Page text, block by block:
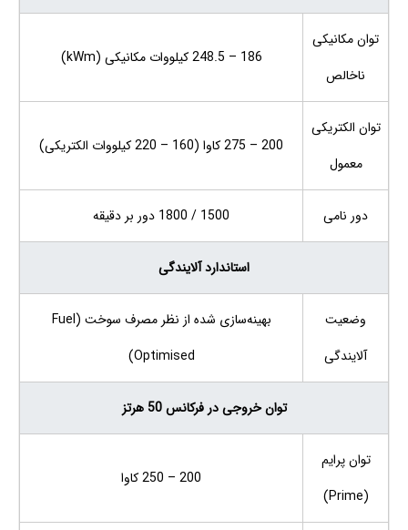
توان مکانیکی
ناخالص
186 – 248.5 کیلووات مکانیکی (kWm)
توان الکتریکی
معمول
200 – 275 کاوا (160 – 220 کیلووات الکتریکی)
دور نامی 1500 / 1800 دور بر دقیقه
استاندارد آلایندگی
وضعیت
آلایندگی
بهینه‌سازی شده از نظر مصرف سوخت (Fuel
Optimised)
توان خروجی در فرکانس 50 هرتز
توان پرایم
(Prime)
200 – 250 کاوا